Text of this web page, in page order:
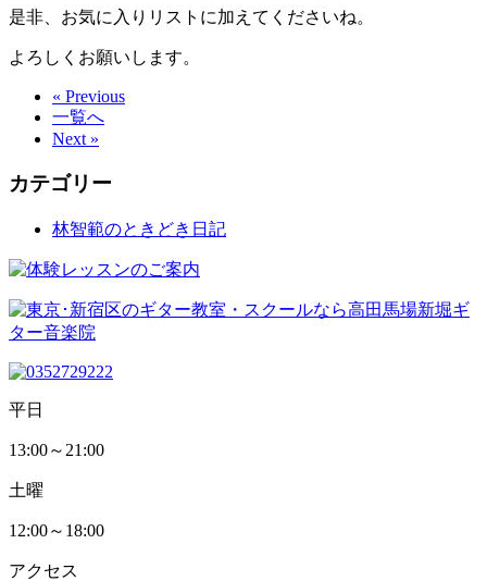
是非、お気に入りリストに加えてくださいね。
よろしくお願いします。
« Previous
一覧へ
Next »
カテゴリー
林智範のときどき日記
平日
13:00～21:00
土曜
12:00～18:00
アクセス